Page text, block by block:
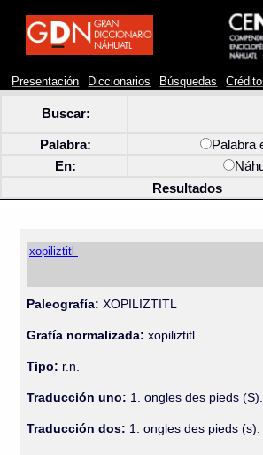
Presentación Diccionarios Búsquedas
Buscar:
Palabra: Palabra
En:
Resultados
xopiliztitl
Paleografía: XOPILIZTITL
Grafía normalizada: xopiliztitl
Tipo: r.n.
Traducción uno: 1. ongles des pieds
Traducción dos: 1. ongles des pieds